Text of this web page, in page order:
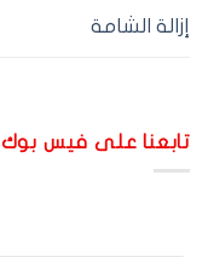
الشامة
على فيس بوك